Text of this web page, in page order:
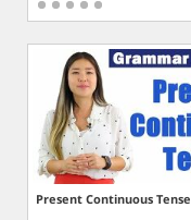
Present Continuous Tense